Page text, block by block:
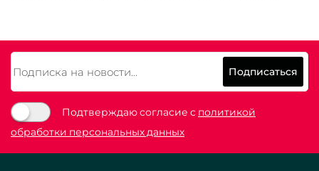
Подписаться
Подтверждаю согласие с политикой
обработки персональных данных